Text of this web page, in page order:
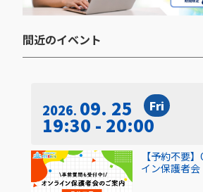
間近のイベント​
2026 09. 25 Fri
19:30 - 20:00
【予約不要
イン保護者会